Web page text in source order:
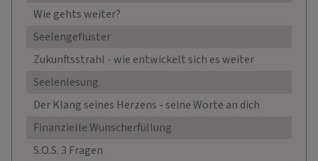
Wie gehts weiter?
Seelengeflüster
Zukunftsstrahl - wie entwickelt sich es weiter
Seelenlesung
Der Klang seines Herzens - seine Worte an dich
Finanzielle Wunscherfüllung
S.O.S. 3 Fragen